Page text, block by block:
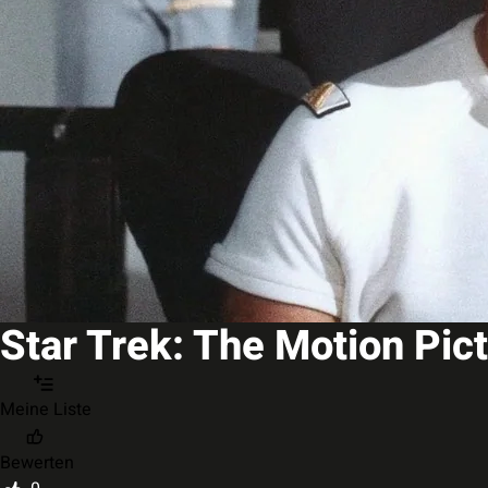
Star Trek: The Motion
Meine Liste
Bewerten